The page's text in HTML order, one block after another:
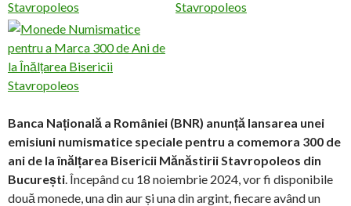
Banca Națională a României (BNR) anunță lansarea unei
emisiuni numismatice speciale pentru a comemora 300 de
ani de la înălțarea Bisericii Mănăstirii Stavropoleos din
București. Începând cu 18 noiembrie 2024, vor fi disponibile
două monede, una din aur și una din argint, fiecare având un